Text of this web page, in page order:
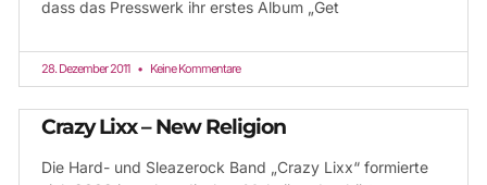
dass das Presswerk ihr erstes Album „Get
28. Dezember 2011 Keine Kommentare
Crazy Lixx – New Religion
Die Hard- und Sleazerock Band „Crazy Lixx“ formierte